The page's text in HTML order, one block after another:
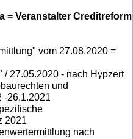
= Veranstalter Creditreform
vom 27.08.2020 =
/ 27.05.2020 - nach Hypzert
und
-26.1.2021
2021
nach